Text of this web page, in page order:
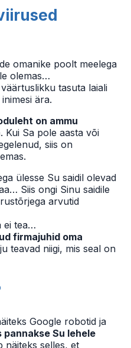
omanike poolt meelega
olemas…
tasuta laiali
ära.
on ammu
. Kui Sa pole aasta või
siis on
ülesse Su saidil olevad
Siis ongi Sinu saidile
arvutid
ei tea…
firmajuhid oma
teavad niigi, mis seal on
Google robotid ja
pannakse Su lehele
näiteks selles, et